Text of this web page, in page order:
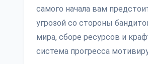
самого начала вам
угрозой со стороны
мира, сборе ресурсов и
система прогресса